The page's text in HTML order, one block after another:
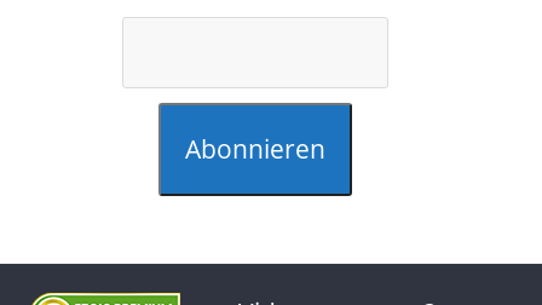
Abonnieren